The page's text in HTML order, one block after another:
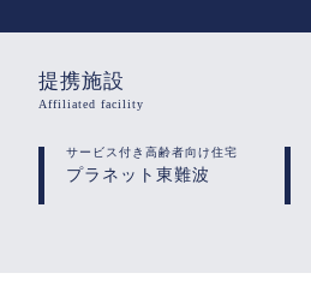
提携施設
Affiliated facility
サービス付き高齢者向け住宅
プラネット東難波